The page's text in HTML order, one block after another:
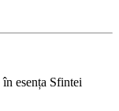
esența Sfintei